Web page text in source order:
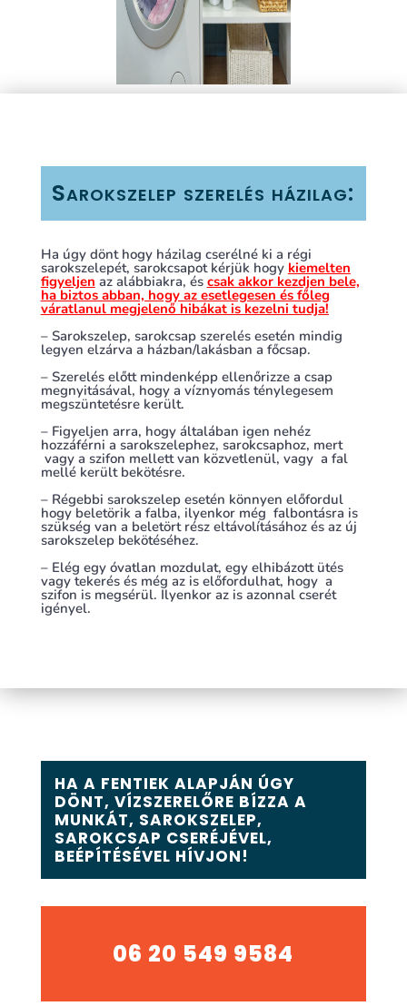
Sarokszelep szerelés házilag:
Ha úgy dönt hogy házilag cserélné ki a régi
sarokszelepét, sarokcsapot kérjük hogy kiemelten
figyeljen az alábbiakra, és csak akkor kezdjen bele,
ha biztos abban, hogy az esetlegesen és főleg
váratlanul megjelenő hibákat is kezelni tudja!
– Sarokszelep, sarokcsap szerelés esetén mindig
legyen elzárva a házban/lakásban a főcsap.
– Szerelés előtt mindenképp ellenőrizze a csap
megnyitásával, hogy a víznyomás ténylegesem
megszüntetésre került.
– Figyeljen arra, hogy általában igen nehéz
hozzáférni a sarokszelephez, sarokcsaphoz, mert
vagy a szifon mellett van közvetlenül, vagy a fal
mellé került bekötésre.
– Régebbi sarokszelep esetén könnyen előfordul
hogy beletörik a falba, ilyenkor még falbontásra is
szükség van a beletört rész eltávolításához és az új
sarokszelep bekötéséhez.
– Elég egy óvatlan mozdulat, egy elhibázott ütés
vagy tekerés és még az is előfordulhat, hogy a
szifon is megsérül. Ilyenkor az is azonnal cserét
igényel.
HA A FENTIEK ALAPJÁN ÚGY
DÖNT, VÍZSZERELŐRE BÍZZA A
MUNKÁT, SAROKSZELEP,
SAROKCSAP CSERÉJÉVEL,
BEÉPÍTÉSÉVEL HÍVJON!
06 20 549 9584